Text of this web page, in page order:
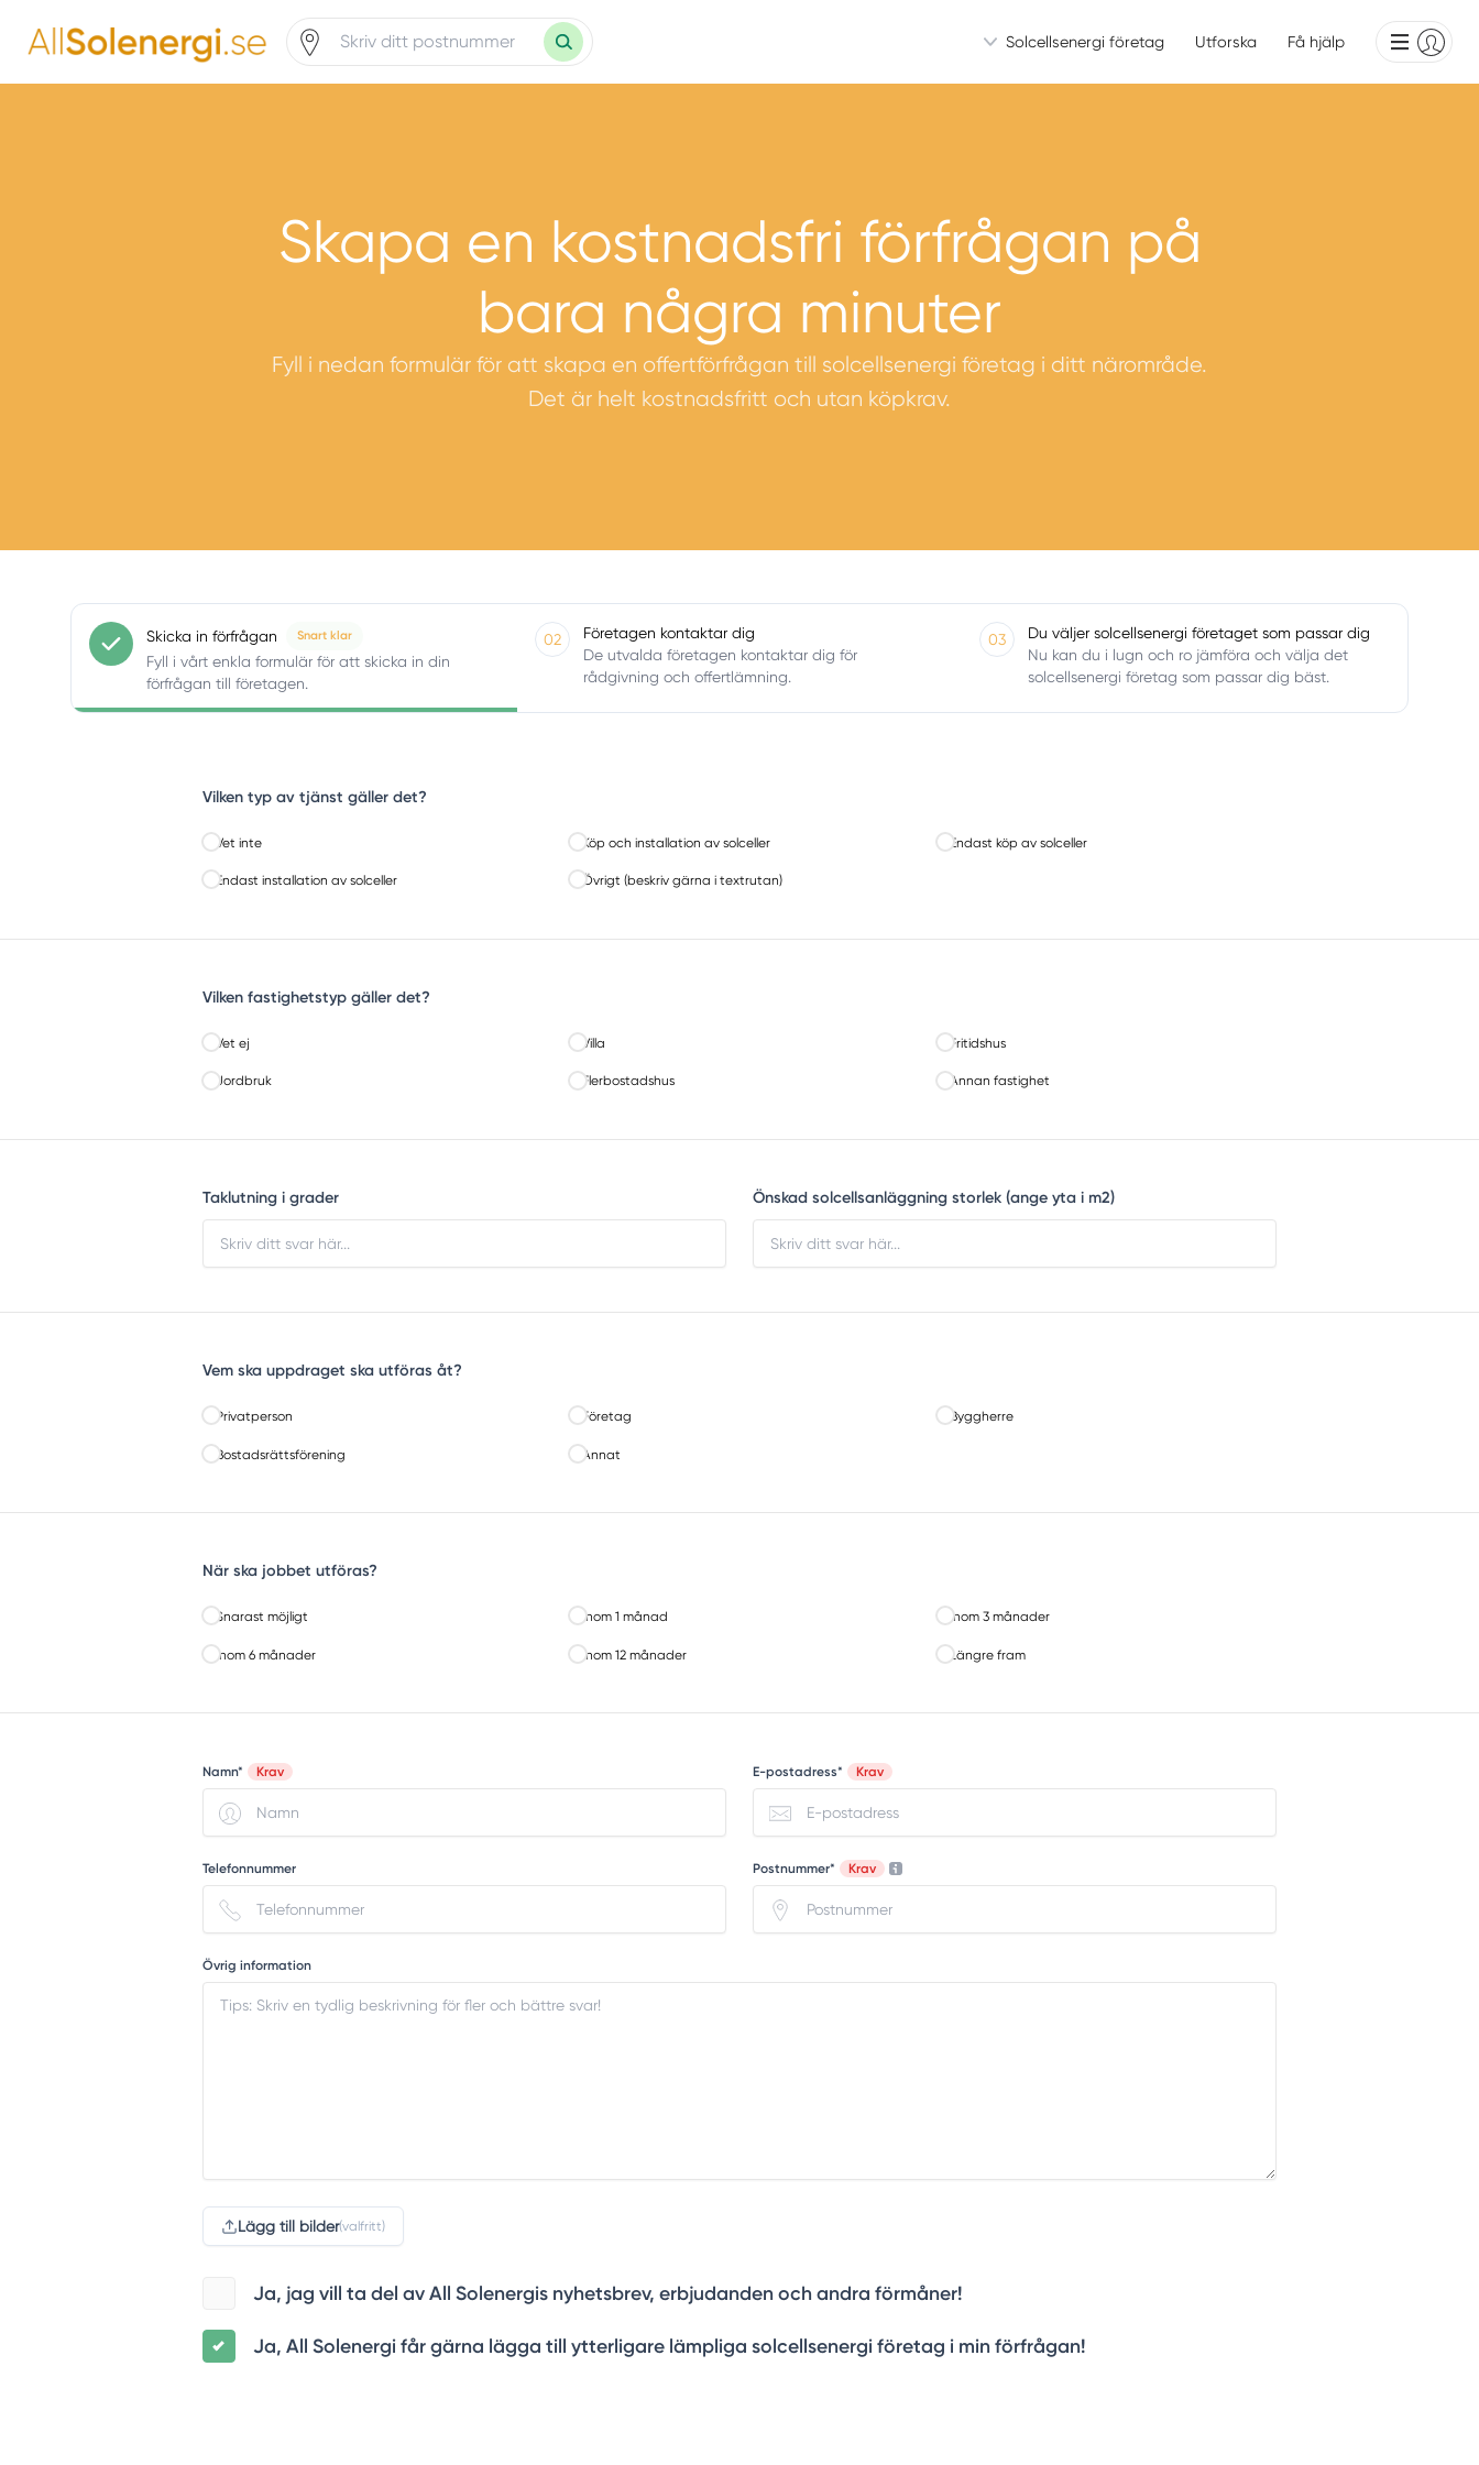
Solcellsenergi företag Utforska Få hjälp
Skapa en kostnadsfri förfrågan på
bara några minuter
Fyll i nedan formulär för att skapa en offertförfrågan till solcellsenergi företag i ditt närområde.
Det är helt kostnadsfritt och utan köpkrav.
Skicka in förfrågan Snart klar
Fyll i vårt enkla formulär för att skicka in din
förfrågan till företagen.
02
Företagen kontaktar dig
De utvalda företagen kontaktar dig för
rådgivning och offertlämning.
03
Du väljer solcellsenergi företaget som passar dig
Nu kan du i lugn och ro jämföra och välja det
solcellsenergi företag som passar dig bäst.
Vilken typ av tjänst gäller det?
Vet inte Köp och installation av solceller Endast köp av solceller
Endast installation av solceller Övrigt (beskriv gärna i textrutan)
Vilken fastighetstyp gäller det?
Vet ej Villa Fritidshus
Jordbruk Flerbostadshus Annan fastighet
Taklutning i grader Önskad solcellsanläggning storlek (ange yta i m2)
Vem ska uppdraget ska utföras åt?
Privatperson Företag Byggherre
Bostadsrättsförening Annat
När ska jobbet utföras?
Snarast möjligt Inom 1 månad Inom 3 månader
Inom 6 månader Inom 12 månader Längre fram
Namn* Krav E-postadress* Krav
Telefonnummer Postnummer* Krav
Övrig information
Lägg till bilder(valfritt)
Ja, jag vill ta del av All Solenergis nyhetsbrev, erbjudanden och andra förmåner!
Ja, All Solenergi får gärna lägga till ytterligare lämpliga solcellsenergi företag i min förfrågan!